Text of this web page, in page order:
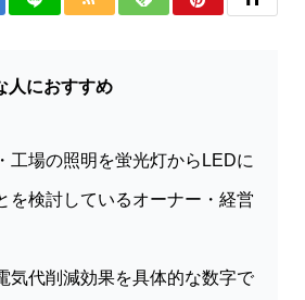
人におすすめ
工場の照明を蛍光灯からLEDに
を検討しているオーナー・経営
気代削減効果を具体的な数字で